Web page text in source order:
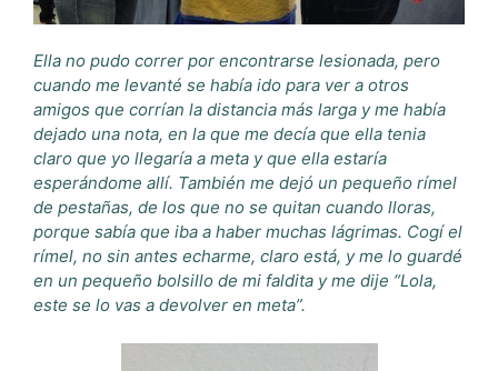
Ella no pudo correr por encontrarse lesionada, pero
cuando me levanté se había ido para ver a otros
amigos que corrían la distancia más larga y me había
dejado una nota, en la que me decía que ella tenia
claro que yo llegaría a meta y que ella estaría
esperándome allí. También me dejó un pequeño rímel
de pestañas, de los que no se quitan cuando lloras,
porque sabía que iba a haber muchas lágrimas. Cogí el
rímel, no sin antes echarme, claro está, y me lo guardé
en un pequeño bolsillo de mi faldita y me dije “Lola,
este se lo vas a devolver en meta”.